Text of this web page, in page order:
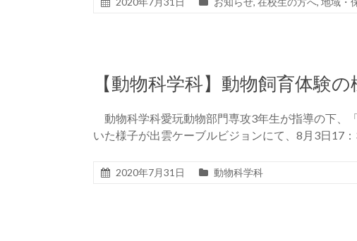
【動物科学科】動物飼育体験
動物科学科愛玩動物部門専攻3年生が指導の下、
いた様子が出雲ケーブルビジョンにて、8月3日17
2020年7月31日 動物科学科